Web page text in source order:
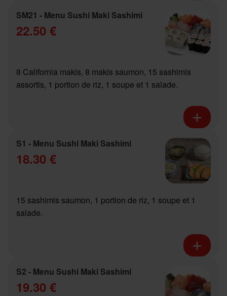
SM21 - Menu Sushi Maki Sashimi
22.50 €
8 California makis, 8 makis saumon, 15 sashimis
assortis, 1 portion de riz, 1 soupe et 1 salade.
S1 - Menu Sushi Maki Sashimi
18.30 €
15 sashimis saumon, 1 portion de riz, 1 soupe et 1
salade.
S2 - Menu Sushi Maki Sashimi
19.30 €